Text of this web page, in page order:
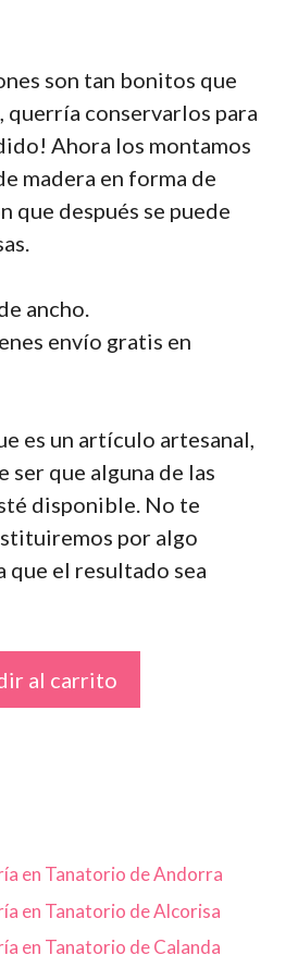
son tan bonitos que
querría conservarlos para
Ahora los montamos
madera en forma de
que después se puede
ancho.
envío gratis en
es un artículo artesanal,
ser que alguna de las
disponible. No te
por algo
que el resultado sea
al carrito
en Tanatorio de Andorra
en Tanatorio de Alcorisa
en Tanatorio de Calanda